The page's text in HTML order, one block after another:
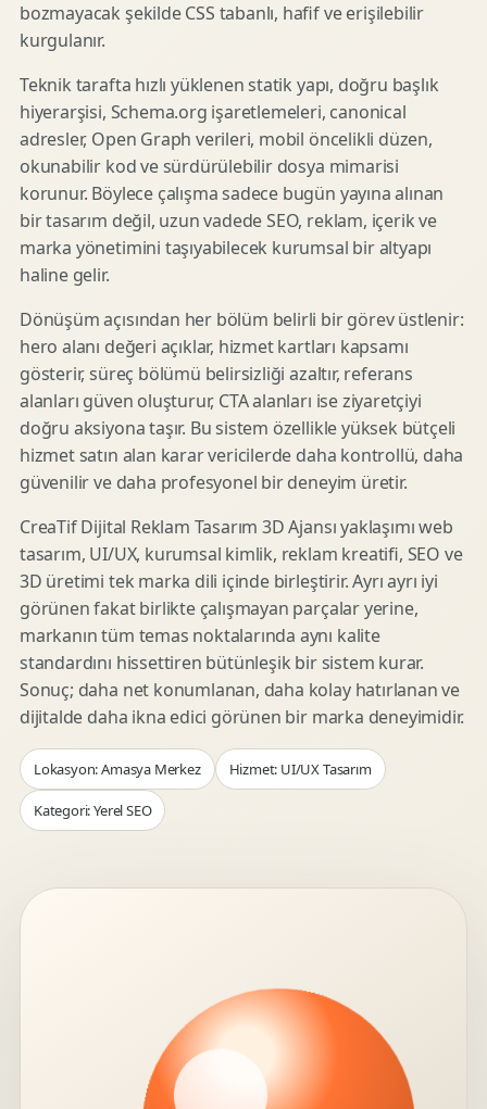
bozmayacak şekilde CSS tabanlı, hafif ve erişilebilir
kurgulanır.
Teknik tarafta hızlı yüklenen statik yapı, doğru başlık
hiyerarşisi, Schema.org işaretlemeleri, canonical
adresler, Open Graph verileri, mobil öncelikli düzen,
okunabilir kod ve sürdürülebilir dosya mimarisi
korunur. Böylece çalışma sadece bugün yayına alınan
bir tasarım değil, uzun vadede SEO, reklam, içerik ve
marka yönetimini taşıyabilecek kurumsal bir altyapı
haline gelir.
Dönüşüm açısından her bölüm belirli bir görev üstlenir:
hero alanı değeri açıklar, hizmet kartları kapsamı
gösterir, süreç bölümü belirsizliği azaltır, referans
alanları güven oluşturur, CTA alanları ise ziyaretçiyi
doğru aksiyona taşır. Bu sistem özellikle yüksek bütçeli
hizmet satın alan karar vericilerde daha kontrollü, daha
güvenilir ve daha profesyonel bir deneyim üretir.
CreaTif Dijital Reklam Tasarım 3D Ajansı yaklaşımı web
tasarım, UI/UX, kurumsal kimlik, reklam kreatifi, SEO ve
3D üretimi tek marka dili içinde birleştirir. Ayrı ayrı iyi
görünen fakat birlikte çalışmayan parçalar yerine,
markanın tüm temas noktalarında aynı kalite
standardını hissettiren bütünleşik bir sistem kurar.
Sonuç; daha net konumlanan, daha kolay hatırlanan ve
dijitalde daha ikna edici görünen bir marka deneyimidir.
Lokasyon: Amasya Merkez Hizmet: UI/UX Tasarım
Kategori: Yerel SEO